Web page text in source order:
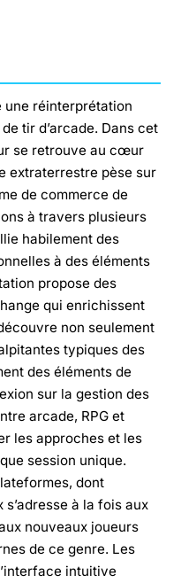
une réinterprétation
tir d’arcade. Dans cet
se retrouve au cœur
extraterrestre pèse sur
de commerce de
à travers plusieurs
habilement des
à des éléments
propose des
qui enrichissent
non seulement
typiques des
des éléments de
sur la gestion des
arcade, RPG et
les approches et les
session unique.
dont
à la fois aux
nouveaux joueurs
de ce genre. Les
intuitive